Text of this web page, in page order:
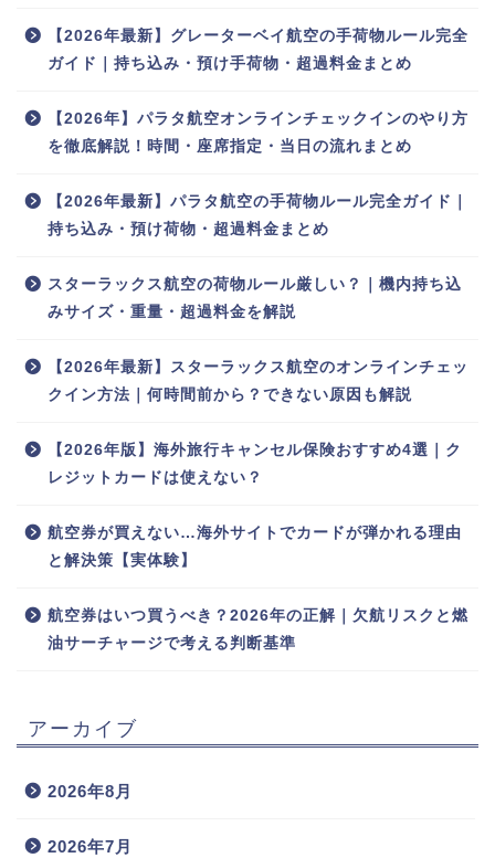
【2026年最新】グレーターベイ航空の手荷物ルール完全
ガイド｜持ち込み・預け手荷物・超過料金まとめ
【2026年】パラタ航空オンラインチェックインのやり方
を徹底解説！時間・座席指定・当日の流れまとめ
【2026年最新】パラタ航空の手荷物ルール完全ガイド｜
持ち込み・預け荷物・超過料金まとめ
スターラックス航空の荷物ルール厳しい？｜機内持ち込
みサイズ・重量・超過料金を解説
【2026年最新】スターラックス航空のオンラインチェッ
クイン方法｜何時間前から？できない原因も解説
【2026年版】海外旅行キャンセル保険おすすめ4選｜ク
レジットカードは使えない？
航空券が買えない…海外サイトでカードが弾かれる理由
と解決策【実体験】
航空券はいつ買うべき？2026年の正解｜欠航リスクと燃
油サーチャージで考える判断基準
アーカイブ
2026年8月
2026年7月